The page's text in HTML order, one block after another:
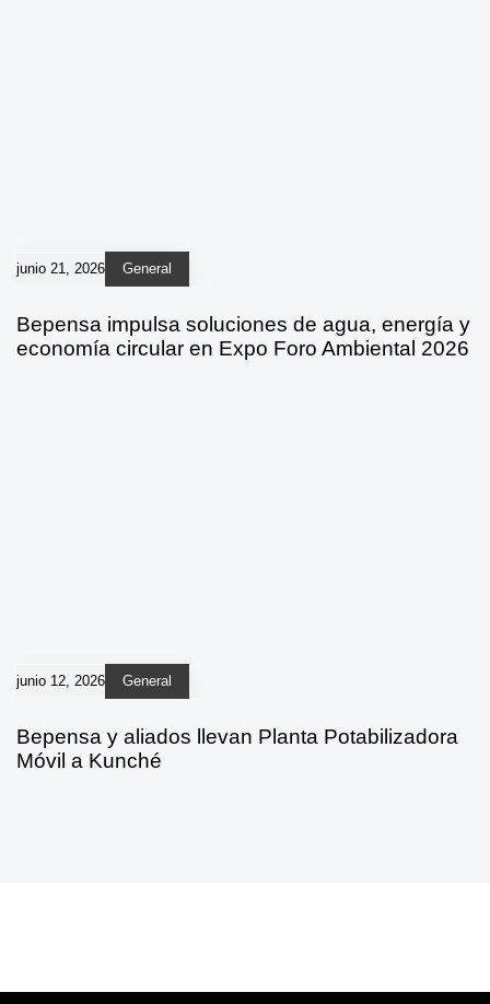
junio 21, 2026 General
Bepensa impulsa soluciones de agua, energía y
economía circular en Expo Foro Ambiental 2026
junio 12, 2026 General
Bepensa y aliados llevan Planta Potabilizadora
Móvil a Kunché